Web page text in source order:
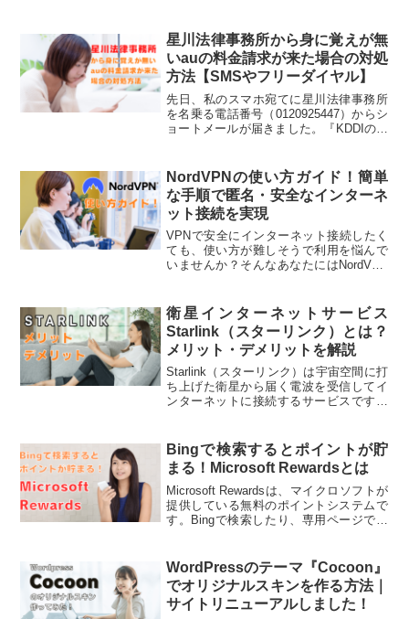
測ることが出来ます。この記事では、お
すすめの速度測定サイトを5つ厳選して紹
介します。
星川法律事務所から身に覚えが無
いauの料金請求が来た場合の対処
方法【SMSやフリーダイヤル】
先日、私のスマホ宛てに星川法律事務所
を名乗る電話番号（0120925447）からシ
ョートメールが届きました。『KDDIの依
用紙にてお支払いをお願いいたします』
我が家にはauスマホを使っている人はい
ないし、もちろん携帯料金を滞納した事
はなく、全く身に覚えはがありません。
かなりビックリしました！
NordVPNの使い方ガイド！簡単
な手順で匿名・安全なインターネ
ット接続を実現
VPNで安全にインターネット接続したく
ても、使い方が難しそうで利用を悩んで
いませんか？そんなあなたにはNordVPN
で簡単です。今記事では、NordVPNの契
約方法・アプリの使い方・カスタマイズ
方法・メリットについて紹介いたしま
す。
衛星インターネットサービス
Starlink（スターリンク）とは？
メリット・デメリットを解説
Starlink（スターリンク）は宇宙空間に打
ち上げた衛星から届く電波を受信してイ
ンターネットに接続するサービスです。
では、Starlinkの仕組みやメリット・デメ
リット、どんな人におすすめのサービス
なのかを紹介いたします。
Bingで検索するとポイントが貯
まる！Microsoft Rewardsとは
Microsoft Rewardsは、マイクロソフトが
提供している無料のポイントシステムで
す。Bingで検索したり、専用ページで天
す。スマホでもパソコンでも気軽に利用
可能です。
WordPressのテーマ『Cocoon』
でオリジナルスキンを作る方法｜
サイトリニューアルしました！